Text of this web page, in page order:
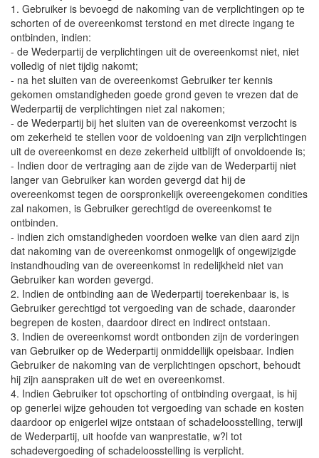
1. Gebruiker is bevoegd de nakoming van de verplichtingen op te
schorten of de overeenkomst terstond en met directe ingang te
ontbinden, indien:
- de Wederpartij de verplichtingen uit de overeenkomst niet, niet
volledig of niet tijdig nakomt;
- na het sluiten van de overeenkomst Gebruiker ter kennis
gekomen omstandigheden goede grond geven te vrezen dat de
Wederpartij de verplichtingen niet zal nakomen;
- de Wederpartij bij het sluiten van de overeenkomst verzocht is
om zekerheid te stellen voor de voldoening van zijn verplichtingen
uit de overeenkomst en deze zekerheid uitblijft of onvoldoende is;
- Indien door de vertraging aan de zijde van de Wederpartij niet
langer van Gebruiker kan worden gevergd dat hij de
overeenkomst tegen de oorspronkelijk overeengekomen condities
zal nakomen, is Gebruiker gerechtigd de overeenkomst te
ontbinden.
- indien zich omstandigheden voordoen welke van dien aard zijn
dat nakoming van de overeenkomst onmogelijk of ongewijzigde
instandhouding van de overeenkomst in redelijkheid niet van
Gebruiker kan worden gevergd.
2. Indien de ontbinding aan de Wederpartij toerekenbaar is, is
Gebruiker gerechtigd tot vergoeding van de schade, daaronder
begrepen de kosten, daardoor direct en indirect ontstaan.
3. Indien de overeenkomst wordt ontbonden zijn de vorderingen
van Gebruiker op de Wederpartij onmiddellijk opeisbaar. Indien
Gebruiker de nakoming van de verplichtingen opschort, behoudt
hij zijn aanspraken uit de wet en overeenkomst.
4. Indien Gebruiker tot opschorting of ontbinding overgaat, is hij
op generlei wijze gehouden tot vergoeding van schade en kosten
daardoor op enigerlei wijze ontstaan of schadeloosstelling, terwijl
de Wederpartij, uit hoofde van wanprestatie, w?l tot
schadevergoeding of schadeloosstelling is verplicht.